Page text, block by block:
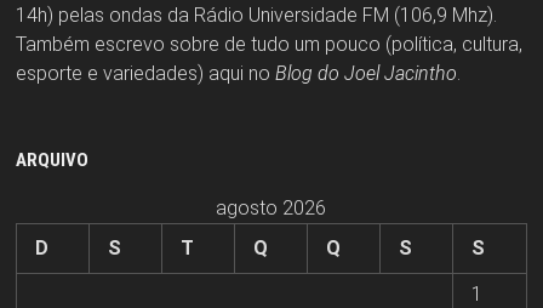
14h) pelas ondas da Rádio Universidade FM (106,9 Mhz).
Também escrevo sobre de tudo um pouco (política, cultura,
esporte e variedades) aqui no Blog do Joel Jacintho
ARQUIVO
agosto 2026
D
S T Q Q S
S
1